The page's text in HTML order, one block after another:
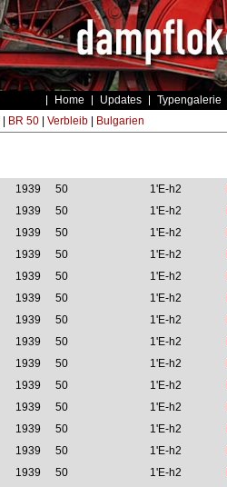
Home Updates Typengalerie
BR 50| Verbleib| Bulgarien
1939 50 1'E-h2
1939 50 1'E-h2
1939 50 1'E-h2
1939 50 1'E-h2
1939 50 1'E-h2
1939 50 1'E-h2
1939 50 1'E-h2
1939 50 1'E-h2
1939 50 1'E-h2
1939 50 1'E-h2
1939 50 1'E-h2
1939 50 1'E-h2
1939 50 1'E-h2
1939 50 1'E-h2